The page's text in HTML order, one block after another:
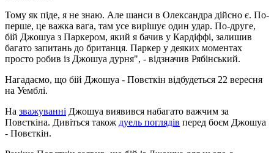
Тому як піде, я не знаю. Але шанси в Олександра дійсно є. По-
перше, це важка вага, там усе вирішує один удар. По-друге,
бій Джошуа з Паркером, який я бачив у Кардіффі, залишив
багато запитань до британця. Паркер у деяких моментах
просто робив із Джошуа дурня", - відзначив Рябінський.
Нагадаємо, що бій Джошуа - Повєткін відбудеться 22 вересня
на Уемблі.
На зважуванні Джошуа виявився набагато важчим за
Повєткіна. Дивіться також дуель поглядів перед боєм Джошуа
- Повєткін.